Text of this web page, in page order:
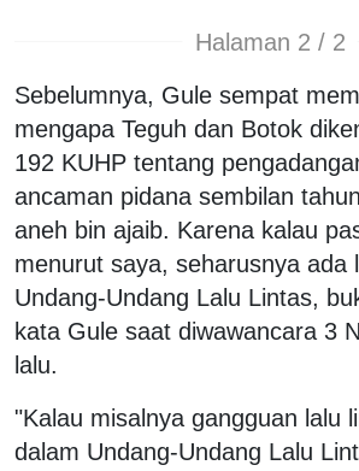
Halaman 2 / 2
Sebelumnya, Gule sempat
mengapa Teguh dan Botok
192 KUHP tentang
ancaman pidana sembilan
aneh bin ajaib. Karena kalau
menurut saya, seharusnya ada
Undang-Undang Lalu Lintas,
kata Gule saat diwawancara 3
lalu.
"Kalau misalnya gangguan lalu
dalam Undang-Undang Lalu